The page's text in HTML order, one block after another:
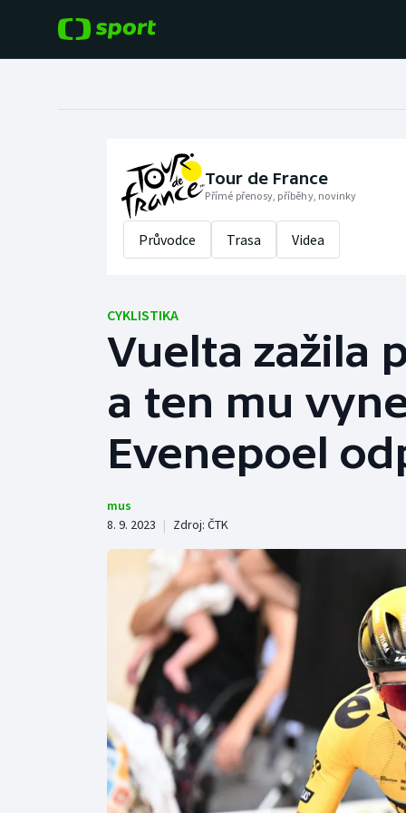
Hokej
Tenis
Atletika
Cyklistika
Baseball a softbal
Basketbal
Box
Curling
Dostihy
Golf
Gymnastika
Tour de France
Přímé přenosy, příběhy, novinky
Průvodce Trasa Videa
CYKLISTIKA
Vuelta zažila
a ten mu
Evenepoel
mus
8. 9. 2023 | Zdroj: ČTK